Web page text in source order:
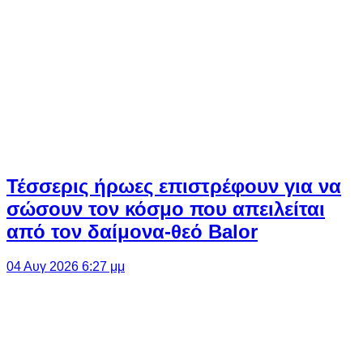
Τέσσερις ήρωες επιστρέφουν για να
σώσουν τον κόσμο που απειλείται
από τον δαίμονα-θεό Balor
04 Αυγ 2026 6:27 μμ